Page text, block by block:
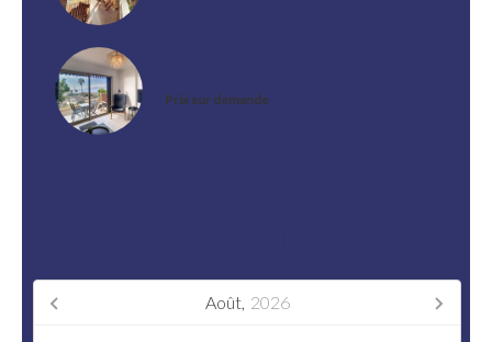
Prix sur demande
Août, 2026